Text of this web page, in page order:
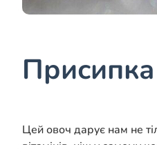
Цей овоч дарує нам не